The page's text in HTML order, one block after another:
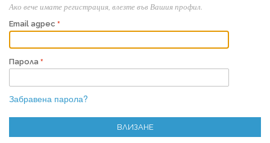
Ако вече имате регистрация, влезте във Вашия профил.
Email адрес
Парола
Забравена парола?
ВЛИЗАНЕ